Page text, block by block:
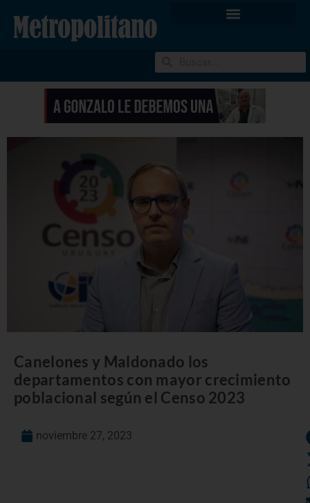
Canelones y Maldonado los
departamentos con mayor crecimiento
poblacional según el Censo 2023
noviembre 27, 2023